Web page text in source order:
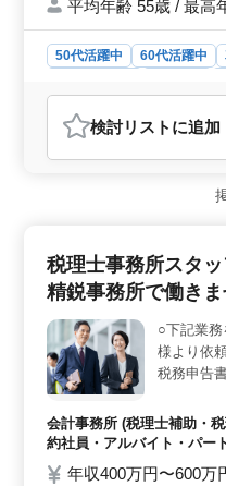
お気軽に
募お待ち
平均年齢 55歳 / 最高
50代活躍中 60代活躍中
おすすめポイント
＜仕事内容＞ 新潟県上
す。工事監督支援業務や
当します。地域密着型の
て、建設プロジェクト
働きやすさ＞ マイカー
で、土日や祝日もしっか
者も歓迎され、年齢に関
域に根差した仕事で、安
う。 ＜給与・福利厚生
好待遇。通勤手当は全額
います。長期休暇や有給
よる休暇が取れるので、
きます。
検討リスト に追加
税理士事務所スタ
精鋭事務所で働きま
○下記業
様より依
税務申告
者は条件
活かして
会計事務所 (税理士補助・
約社員・アルバイト・パー
年収400万円〜600